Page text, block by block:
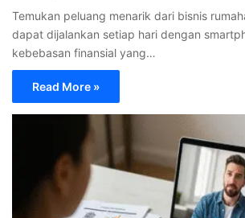
Temukan peluang menarik dari bisnis
dapat dijalankan setiap hari dengan
kebebasan finansial yang…
Read More »